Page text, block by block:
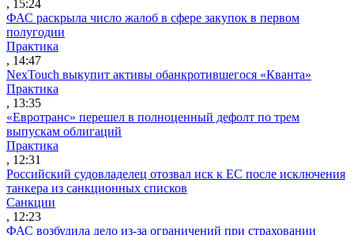
, 15:24
ФАС раскрыла число жалоб в сфере закупок в первом
полугодии
Практика
, 14:47
NexTouch выкупит активы обанкротившегося «Кванта»
Практика
, 13:35
«Евротранс» перешел в полноценный дефолт по трем
выпускам облигаций
Практика
, 12:31
Российский судовладелец отозвал иск к ЕС после исключения
танкера из санкционных списков
Санкции
, 12:23
ФАС возбудила дело из-за ограничений при страховании